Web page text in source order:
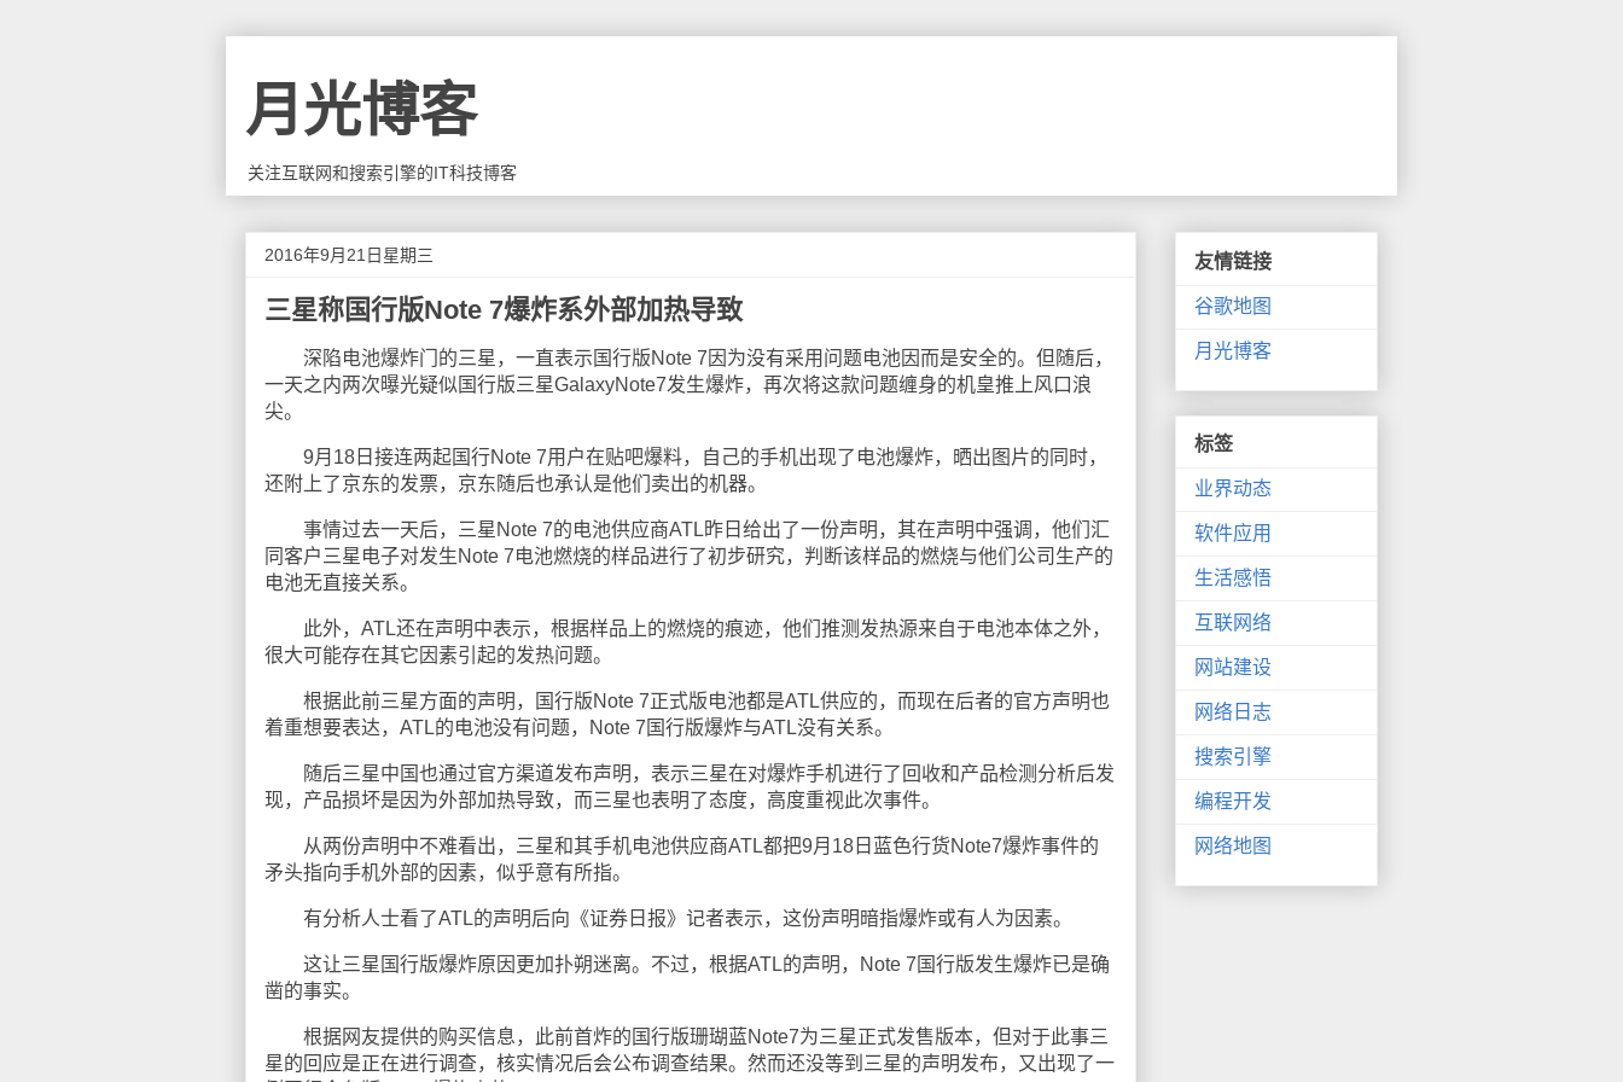
月光博客
关注互联网和搜索引擎的IT科技博客
2016年9月21日星期三
三星称国行版Note 7爆炸系外部加热导致
深陷电池爆炸门的三星，一直表示国行版Note 7因为没有采用问题电池因而是安全的。但随后，
一天之内两次曝光疑似国行版三星GalaxyNote7发生爆炸，再次将这款问题缠身的机皇推上风口浪
尖。
9月18日接连两起国行Note 7用户在贴吧爆料，自己的手机出现了电池爆炸，晒出图片的同时，
还附上了京东的发票，京东随后也承认是他们卖出的机器。
事情过去一天后，三星Note 7的电池供应商ATL昨日给出了一份声明，其在声明中强调，他们汇
同客户三星电子对发生Note 7电池燃烧的样品进行了初步研究，判断该样品的燃烧与他们公司生产的
电池无直接关系。
此外，ATL还在声明中表示，根据样品上的燃烧的痕迹，他们推测发热源来自于电池本体之外，
很大可能存在其它因素引起的发热问题。
根据此前三星方面的声明，国行版Note 7正式版电池都是ATL供应的，而现在后者的官方声明也
着重想要表达，ATL的电池没有问题，Note 7国行版爆炸与ATL没有关系。
随后三星中国也通过官方渠道发布声明，表示三星在对爆炸手机进行了回收和产品检测分析后发
现，产品损坏是因为外部加热导致，而三星也表明了态度，高度重视此次事件。
从两份声明中不难看出，三星和其手机电池供应商ATL都把9月18日蓝色行货Note7爆炸事件的
矛头指向手机外部的因素，似乎意有所指。
有分析人士看了ATL的声明后向《证券日报》记者表示，这份声明暗指爆炸或有人为因素。
这让三星国行版爆炸原因更加扑朔迷离。不过，根据ATL的声明，Note 7国行版发生爆炸已是确
凿的事实。
根据网友提供的购买信息，此前首炸的国行版珊瑚蓝Note7为三星正式发售版本，但对于此事三
星的回应是正在进行调查，核实情况后会公布调查结果。然而还没等到三星的声明发布，又出现了一
友情链接
谷歌地图
月光博客
标签
业界动态
软件应用
生活感悟
互联网络
网站建设
网络日志
搜索引擎
编程开发
网络地图